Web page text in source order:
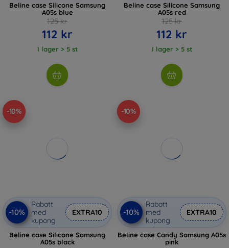
Beline case Silicone Samsung
A05s blue
125 kr
112 kr
I lager > 5 st
Beline case Silicone Samsung
A05s red
125 kr
112 kr
I lager > 5 st
-10%
-10%
Rabatt
med
kupong
EXTRA10
Beline case Silicone Samsung
A05s black
-10%
-10%
Rabatt
med
kupong
EXTRA10
Beline case Candy Samsung A05s
pink